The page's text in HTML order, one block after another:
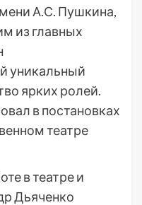
А.С. Пушкина,
из главных
уникальный
ярких ролей.
в постановках
театре
в театре и
Дьяченко